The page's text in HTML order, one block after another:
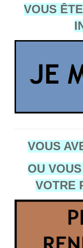
VOUS
VOUS
OU
VOTRE